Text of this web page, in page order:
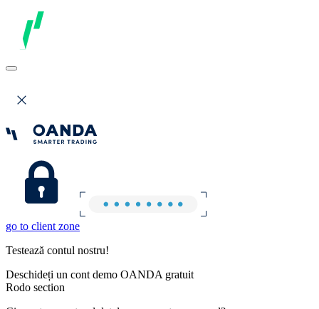
go to client zone
Testează contul nostru!
Deschideți un cont demo OANDA gratuit
Rodo section